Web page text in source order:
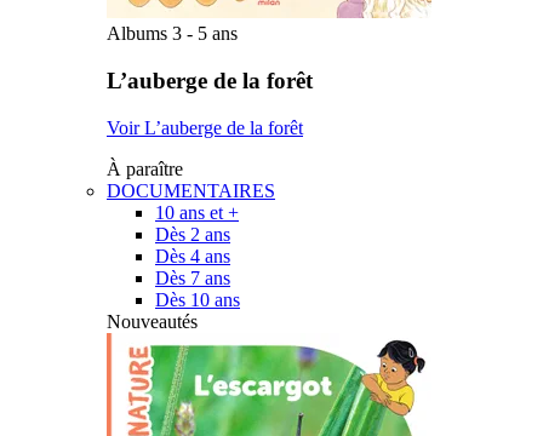
Albums 3 - 5 ans
L’auberge de la forêt
Voir L’auberge de la forêt
À paraître
DOCUMENTAIRES
10 ans et +
Dès 2 ans
Dès 4 ans
Dès 7 ans
Dès 10 ans
Nouveautés